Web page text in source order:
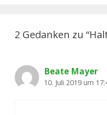
2 Gedanken zu “
Beate Mayer
10. Juli 2019 um